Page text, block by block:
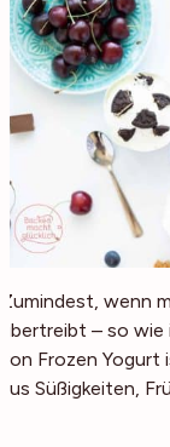
Zumindest, wenn
übertreibt – so
von Frozen
aus Süßigkeiten,